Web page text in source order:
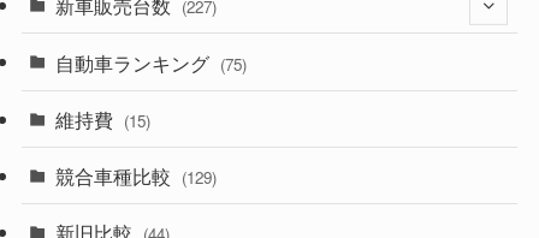
(357)
(328)
(194)
(242)
(85)
(84)
(8)
(3)
(227)
(21)
自動車ランキング (75)
維持費 (15)
競合車種比較 (129)
新旧比較